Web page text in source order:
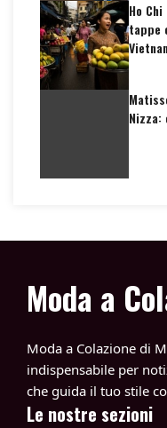
Ho
tappe
Moda a
Moda a Colazione di
indispensabile per
che guida il tuo stile
Le nostre sezioni